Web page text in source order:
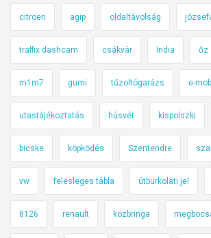
citroen agip oldaltávolság
traffix dashcam csákvár India őz
m1m7 gumi tűzoltógarázs e-
utastájékoztatás húsvét kispolszki
bicske köpködés Szentendre
vw felesleges tábla útburkolati jel
8126 renault közbringa